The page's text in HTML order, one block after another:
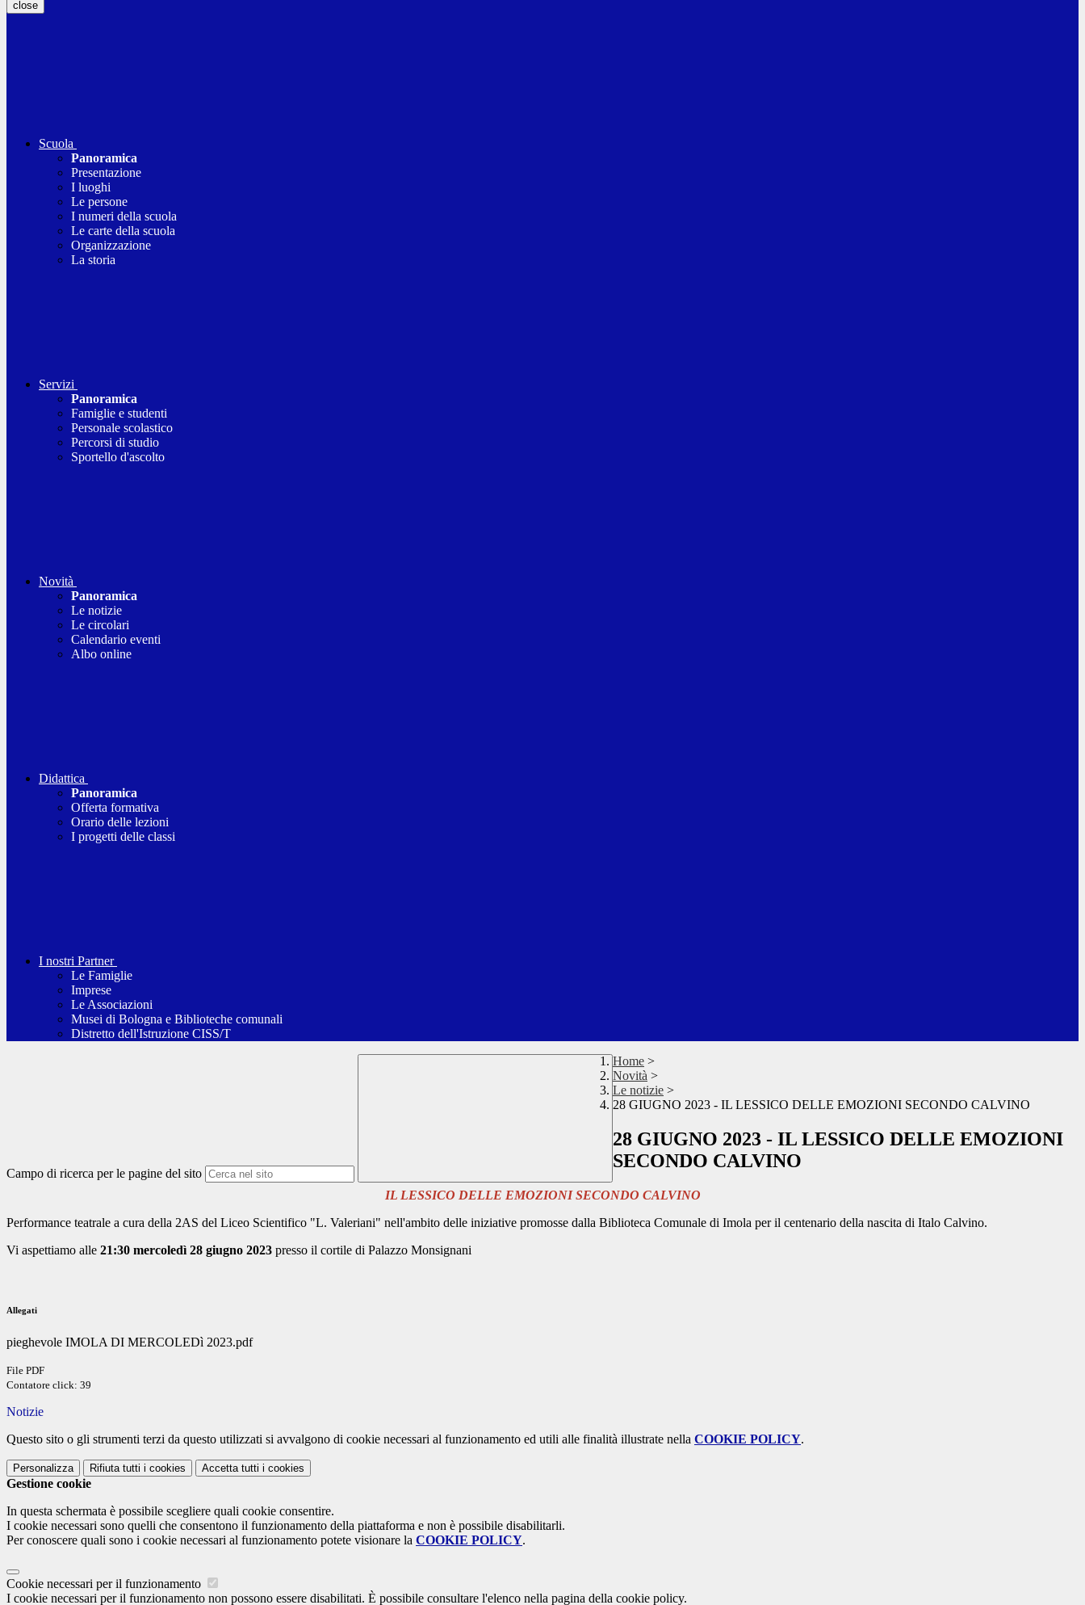
close
Scuola
Panoramica
Presentazione
I luoghi
Le persone
I numeri della scuola
Le carte della scuola
Organizzazione
La storia
Servizi
Panoramica
Famiglie e studenti
Personale scolastico
Percorsi di studio
Sportello d'ascolto
Novità
Panoramica
Le notizie
Le circolari
Calendario eventi
Albo online
Didattica
Panoramica
Offerta formativa
Orario delle lezioni
I progetti delle classi
I nostri Partner
Le Famiglie
Imprese
Le Associazioni
Musei di Bologna e Biblioteche comunali
Distretto dell'Istruzione CISS/T
Campo di ricerca per le pagine del sito
Home >
Novità >
Le notizie >
28 GIUGNO 2023 - IL LESSICO DELLE EMOZIONI SECONDO CALVINO
28 GIUGNO 2023 - IL LESSICO DELLE EMOZIONI
SECONDO CALVINO
IL LESSICO DELLE EMOZIONI SECONDO CALVINO
Performance teatrale a cura della 2AS del Liceo Scientifico "L. Valeriani" nell'ambito delle iniziative promosse dalla Biblioteca Comunale di Imola per il centenario della nascita di Italo Calvino.
Vi aspettiamo alle 21:30 mercoledì 28 giugno 2023 presso il cortile di Palazzo Monsignani
Allegati
pieghevole IMOLA DI MERCOLEDì 2023.pdf
File PDF
Contatore click: 39
Notizie
Questo sito o gli strumenti terzi da questo utilizzati si avvalgono di cookie necessari al funzionamento ed utili alle finalità illustrate nella COOKIE POLICY.
Personalizza Rifiuta tutti i cookies Accetta tutti i cookies
Gestione cookie
In questa schermata è possibile scegliere quali cookie consentire.
I cookie necessari sono quelli che consentono il funzionamento della piattaforma e non è possibile disabilitarli.
Per conoscere quali sono i cookie necessari al funzionamento potete visionare la COOKIE POLICY.
Cookie necessari per il funzionamento
I cookie necessari per il funzionamento non possono essere disabilitati. È possibile consultare l'elenco nella pagina della cookie policy.